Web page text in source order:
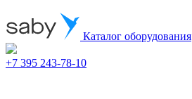
Каталог оборудования
+7 395 243-78-10